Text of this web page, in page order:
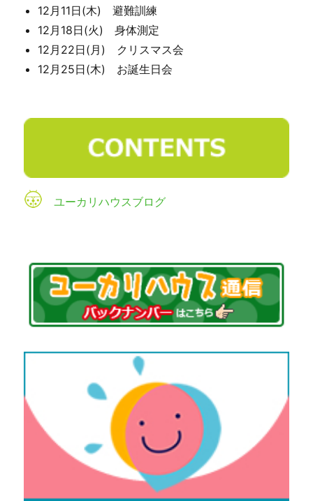
12月11日(木) 避難訓練
12月18日(火) 身体測定
12月22日(月) クリスマス会
12月25日(木) お誕生日会
ユーカリハウスブログ